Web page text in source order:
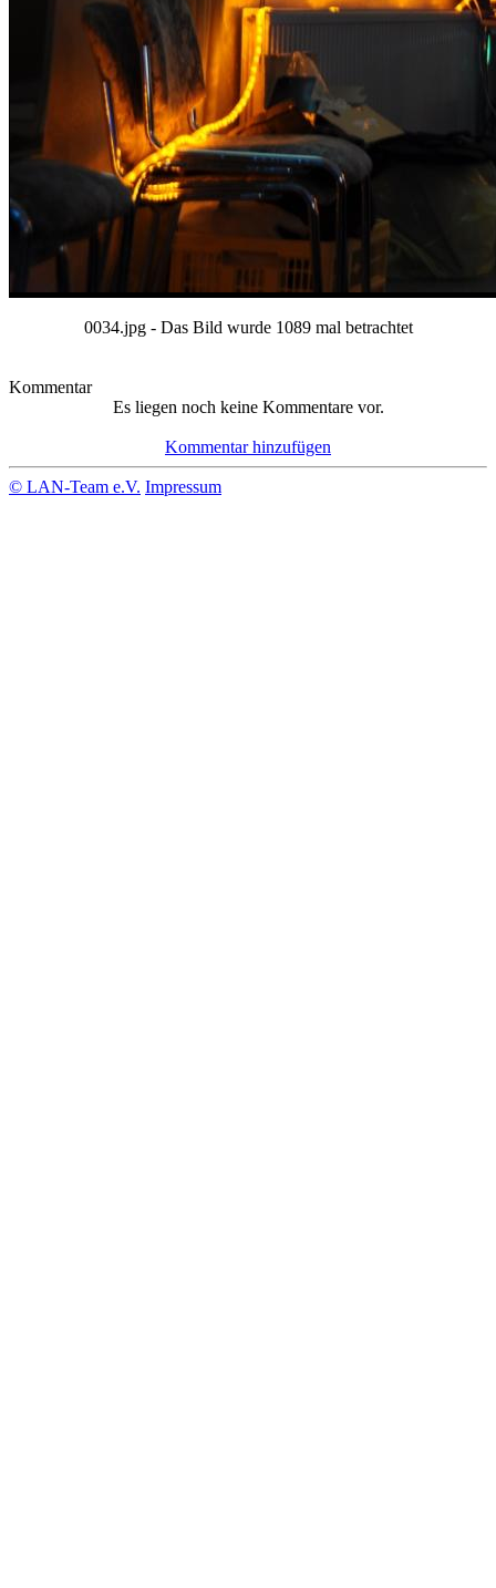
0034.jpg - Das Bild wurde 1089 mal betrachtet
Kommentar
Es liegen noch keine Kommentare vor.
Kommentar hinzufügen
© LAN-Team e.V. Impressum